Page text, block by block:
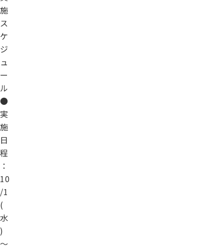
施
ス
ケ
ジ
ュ
ー
ル
●
実
施
日
程
：
10
/1
(
水
)
～